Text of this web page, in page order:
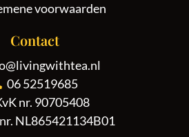
voorwaarden
Contact
06 52519685
nr. 90705408
NL865421134B01